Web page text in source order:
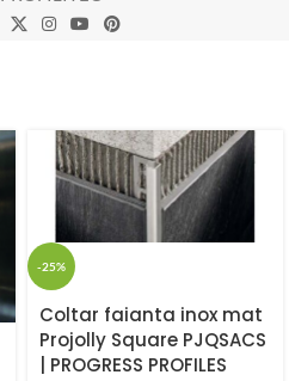
-25%
Coltar faianta inox mat
Projolly Square PJQSACS
| PROGRESS PROFILES